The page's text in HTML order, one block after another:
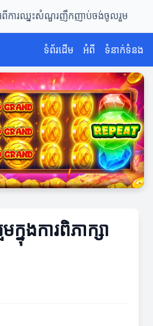
ការឈ្នះសំណួរញឹកញាប់ចង់ចូលរួម
ទំព័រដើម អំពី ទំនាក់ទំនង
នុងការពិភាក្សា